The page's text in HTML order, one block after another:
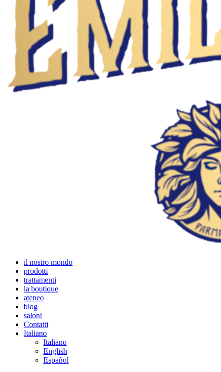
il nostro mondo
prodotti
trattamenti
la boutique
ateneo
blog
saloni
Contatti
Italiano
Italiano
English
Español